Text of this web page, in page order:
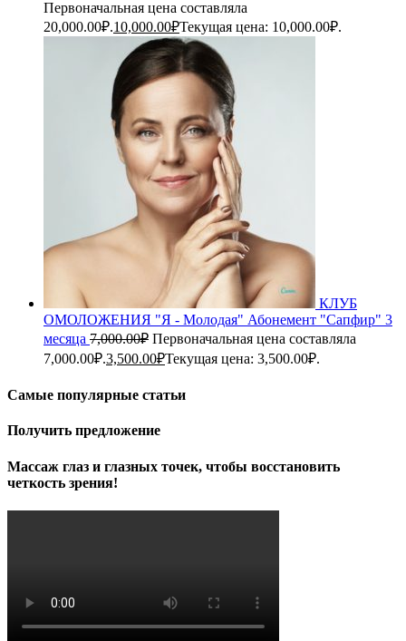
Первоначальная цена составляла
20,000.00₽.10,000.00₽Текущая цена: 10,000.00₽.
КЛУБ
ОМОЛОЖЕНИЯ "Я - Молодая" Абонемент "Сапфир" 3
месяца 7,000.00₽ Первоначальная цена составляла
7,000.00₽.3,500.00₽Текущая цена: 3,500.00₽.
Самые популярные статьи
Получить предложение
Массаж глаз и глазных точек, чтобы восстановить
четкость зрения!